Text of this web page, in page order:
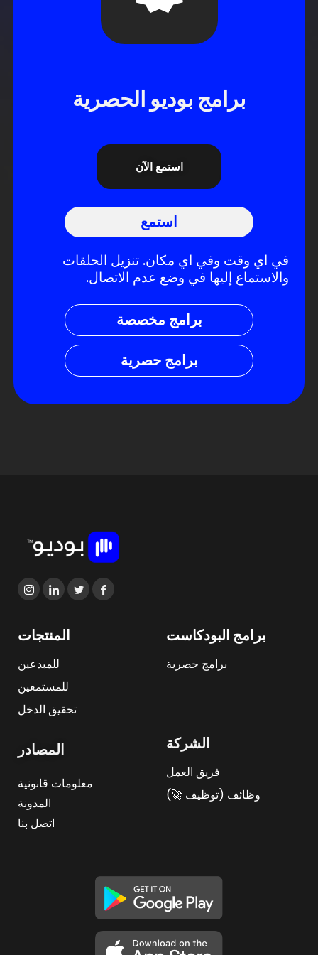
برامج بوديو الحصرية
استمع الآن
استمع
في اي وقت وفي اي مكان. تنزيل الحلقات
والاستماع إليها في وضع عدم الاتصال.
برامج مخصصة
برامج حصرية
المنتجات
للمبدعين
للمستمعين
تحقيق الدخل
برامج البودكاست
برامج حصرية
المصادر
معلومات قانونية
المدونة
اتصل بنا
الشركة
فريق العمل
وظائف (توظيف 🚀)